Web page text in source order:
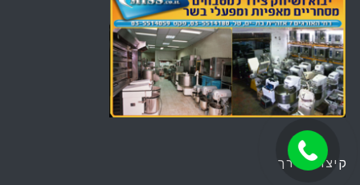
קיצורי דרך